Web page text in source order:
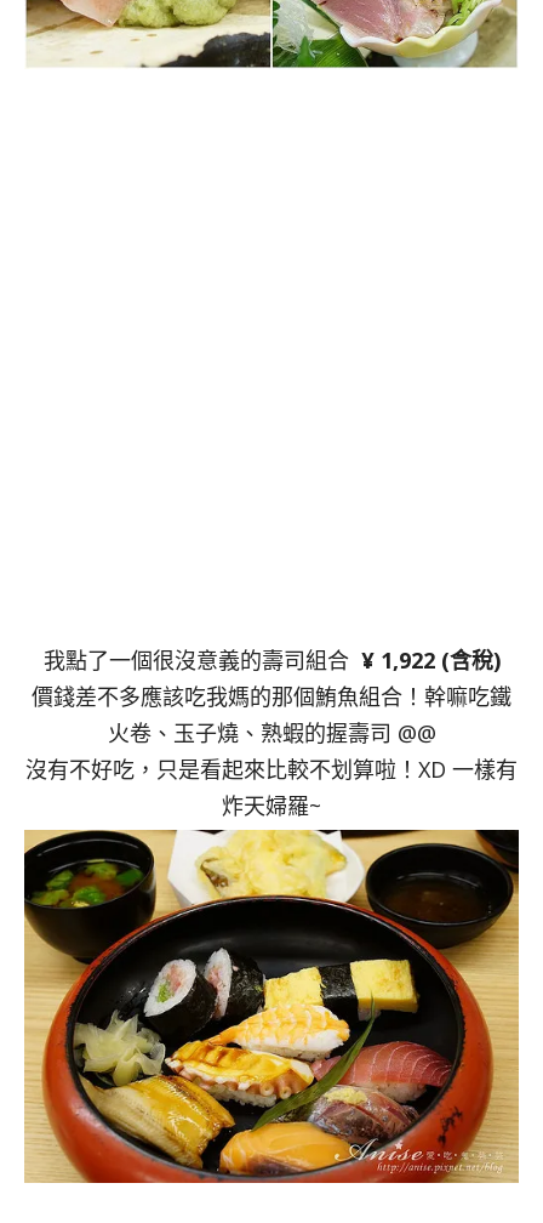
我點了一個很沒意義的壽司組合 ¥ 1,922 (含稅)
價錢差不多應該吃我媽的那個鮪魚組合！幹嘛吃鐵
火卷、玉子燒、熟蝦的握壽司 @@
沒有不好吃，只是看起來比較不划算啦！XD 一樣有
炸天婦羅~